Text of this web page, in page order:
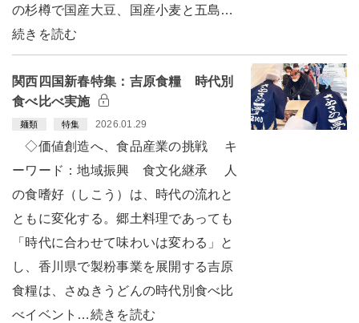
の杉樽で国産大豆、国産小麦と五島…
続きを読む
関西四国新春特集：吉原食糧 時代別
食べ比べ実施
麺類 特集 2026.01.29
◇価値創造へ、食品産業の挑戦 キ
ーワード：地域振興 食文化継承 人
の食嗜好（しこう）は、時代の流れと
ともに変化する。郷土料理であっても
「時代に合わせて味わいは変わる」と
し、香川県で製粉事業を展開する吉原
食糧は、さぬきうどんの時代別食べ比
べイベント…続きを読む